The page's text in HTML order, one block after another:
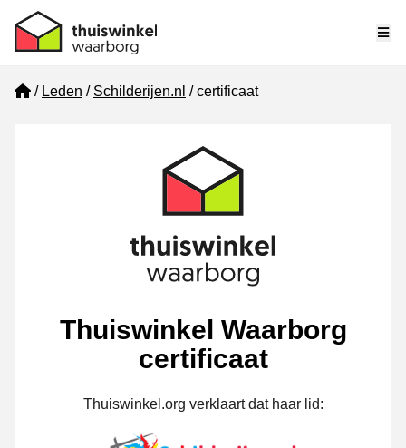
Home
Leden Schilderijen.nl certificaat
Thuiswinkel Waarborg
certificaat
Thuiswinkel.org verklaart dat haar lid: